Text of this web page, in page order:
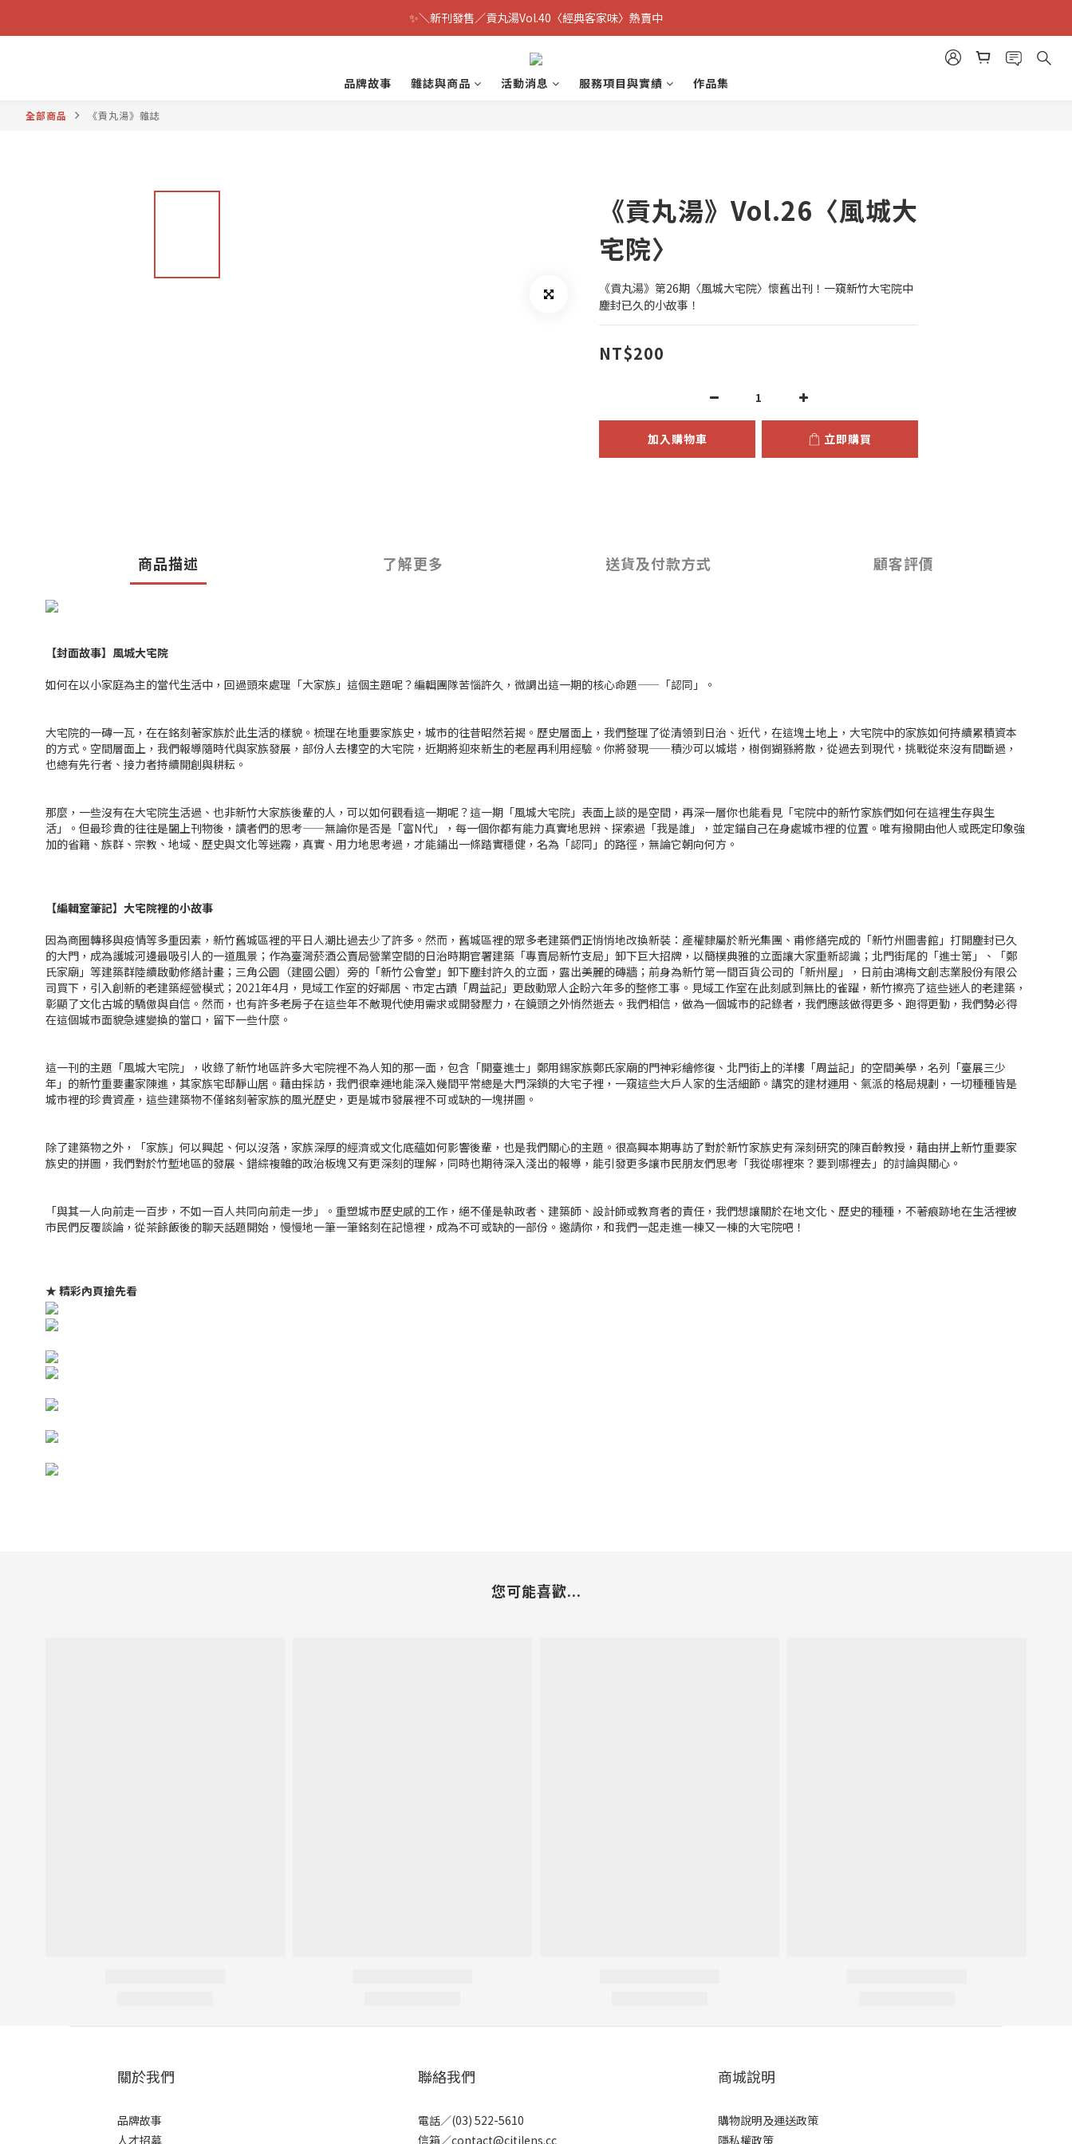
✨＼新刊發售／貢丸湯Vol.40〈經典客家味〉熱賣中
品牌故事 雜誌與商品 活動消息 服務項目與實績 作品集
全部商品 《貢丸湯》雜誌
《貢丸湯》Vol.26〈風城大
宅院〉
《貢丸湯》第26期〈風城大宅院〉懷舊出刊！一窺新竹大宅院中
塵封已久的小故事！
NT$200
加入購物車 立即購買
商品描述 了解更多 送貨及付款方式 顧客評價
【封面故事】 風城大宅院
如何在以小家庭為主的當代生活中，回過頭來處理「大家族」這個主題呢？編輯團隊苦惱許久，微調出這一期的核心命題——「認同」。
大宅院的一磚一瓦，在在銘刻著家族於此生活的樣貌。梳理在地重要家族史，城市的往昔昭然若揭。歷史層面上，我們整理了從清領到日治、近代，在這塊土地上，大宅院中的家族如何持續累積資本
的方式。空間層面上，我們報導隨時代與家族發展，部份人去樓空的大宅院，近期將迎來新生的老屋再利用經驗。你將發現——積沙可以城塔，樹倒猢猻將散，從過去到現代，挑戰從來沒有間斷過，
也總有先行者、接力者持續開創與耕耘。
那麼，一些沒有在大宅院生活過、也非新竹大家族後輩的人，可以如何觀看這一期呢？這一期「風城大宅院」表面上談的是空間，再深一層你也能看見「宅院中的新竹家族們如何在這裡生存與生
活」。但最珍貴的往往是闔上刊物後，讀者們的思考——無論你是否是「富N代」，每一個你都有能力真實地思辨、探索過「我是誰」，並定錨自己在身處城市裡的位置。唯有撥開由他人或既定印象強
加的省籍、族群、宗教、地域、歷史與文化等迷霧，真實、用力地思考過，才能鋪出一條踏實穩健，名為「認同」的路徑，無論它朝向何方。
【編輯室筆記】 大宅院裡的小故事
因為商圈轉移與疫情等多重因素，新竹舊城區裡的平日人潮比過去少了許多。然而，舊城區裡的眾多老建築們正悄悄地改換新裝：產權隸屬於新光集團、甫修繕完成的「新竹州圖書館」打開塵封已久
的大門，成為護城河邊最吸引人的一道風景；作為臺灣菸酒公賣局營業空間的日治時期官署建築「專賣局新竹支局」卸下巨大招牌，以簡樸典雅的立面讓大家重新認識；北門街尾的「進士第」、「鄭
氏家廟」等建築群陸續啟動修繕計畫；三角公園（建國公園）旁的「新竹公會堂」卸下塵封許久的立面，露出美麗的磚牆；前身為新竹第一間百貨公司的「新州屋」，日前由鴻梅文創志業股份有限公
司買下，引入創新的老建築經營模式；2021年4月，見域工作室的好鄰居、市定古蹟「周益記」更啟動眾人企盼六年多的整修工事。見域工作室在此刻感到無比的雀躍，新竹擦亮了這些迷人的老建築，
彰顯了文化古城的驕傲與自信。然而，也有許多老房子在這些年不敵現代使用需求或開發壓力，在鏡頭之外悄然逝去。我們相信，做為一個城市的記錄者，我們應該做得更多、跑得更勤，我們勢必得
在這個城市面貌急遽變換的當口，留下一些什麼。
這一刊的主題「風城大宅院」，收錄了新竹地區許多大宅院裡不為人知的那一面，包含「開臺進士」鄭用錫家族鄭氏家廟的門神彩繪修復、北門街上的洋樓「周益記」的空間美學，名列「臺展三少
年」的新竹重要畫家陳進，其家族宅邸靜山居。藉由採訪，我們很幸運地能深入幾間平常總是大門深鎖的大宅子裡，一窺這些大戶人家的生活細節。講究的建材運用、氣派的格局規劃，一切種種皆是
城市裡的珍貴資產，這些建築物不僅銘刻著家族的風光歷史，更是城市發展裡不可或缺的一塊拼圖。
除了建築物之外，「家族」何以興起、何以沒落，家族深厚的經濟或文化底蘊如何影響後輩，也是我們關心的主題。很高興本期專訪了對於新竹家族史有深刻研究的陳百齡教授，藉由拼上新竹重要家
族史的拼圖，我們對於竹塹地區的發展、錯綜複雜的政治板塊又有更深刻的理解，同時也期待深入淺出的報導，能引發更多讓市民朋友們思考「我從哪裡來？要到哪裡去」的討論與關心。
「與其一人向前走一百步，不如一百人共同向前走一步」。重塑城市歷史感的工作，絕不僅是執政者、建築師、設計師或教育者的責任，我們想讓關於在地文化、歷史的種種，不著痕跡地在生活裡被
市民們反覆談論，從茶餘飯後的聊天話題開始，慢慢地一筆一筆銘刻在記憶裡，成為不可或缺的一部份。邀請你，和我們一起走進一棟又一棟的大宅院吧！
★ 精彩內頁搶先看
您可能喜歡...
關於我們
品牌故事
人才招募
聯絡我們
電話／(03) 522-5610
信箱／contact@citilens.cc
商城說明
購物說明及運送政策
隱私權政策